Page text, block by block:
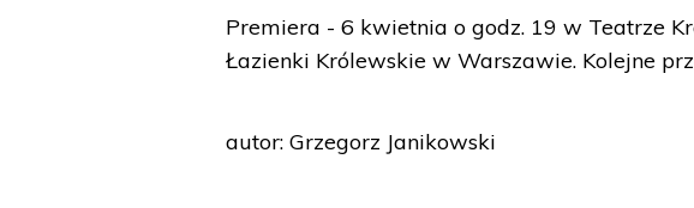
Premiera - 6 kwietnia o godz. 19 w Teatrze
Łazienki Królewskie w Warszawie. Kolejne
autor: Grzegorz Janikowski